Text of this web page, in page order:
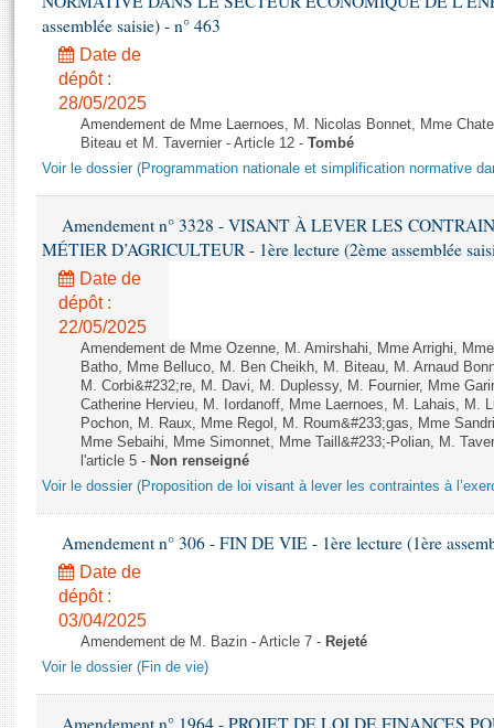
Propositions de loi
Amendements
Textes adoptés
Rapports d'information
Rapports d'enquête
Rapports législatifs
Baromètre de l’application des lois
Dossiers législatifs
Budget et sécurité sociale
Questions écrites et orales
Comptes rendus des débats
Juniors
Anciennes législatures
Liens vers les sites publics
Photos libres de droit
assemblée saisie) - n° 463
Date de
dépôt :
28/05/2025
Amendement de Mme Laernoes, M. Nicolas Bonnet, Mme
Biteau et M. Tavernier - Article 12 - Tombé
Voir le dossier (Programmation nationale et simplification normative
Amendement n° 3328 - VISANT À LEVER LES
MÉTIER D’AGRICULTEUR - 1ère lecture (2ème assemblée
Date de
dépôt :
22/05/2025
Amendement de Mme Ozenne, M. Amirshahi, Mme Arrighi,
Batho, Mme Belluco, M. Ben Cheikh, M. Biteau, M. Arnaud
M. Corbi&#232;re, M. Davi, M. Duplessy, M. Fournier, Mme
Catherine Hervieu, M. Iordanoff, Mme Laernoes, M. Lahais, M.
Pochon, M. Raux, Mme Regol, M. Roum&#233;gas, Mme
Mme Sebaihi, Mme Simonnet, Mme Taill&#233;-Polian, M.
l'article 5 - Non renseigné
Voir le dossier (Proposition de loi visant à lever les contraintes à
Amendement n° 306 - FIN DE VIE - 1ère lecture (1ère
Date de
dépôt :
03/04/2025
Amendement de M. Bazin - Article 7 - Rejeté
Voir le dossier (Fin de vie)
Amendement n° 1964 - PROJET DE LOI DE FINANCES